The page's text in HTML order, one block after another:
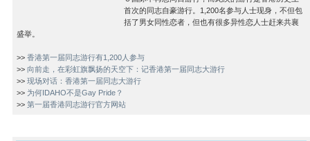
首次的同志自豪游行。1,200名参与人士现身，不但包
括了男女同性恋者，但也有很多异性恋人士赶来共襄
盛举。
>> 香港第一届同志游行有1,200人参与
>> 向前走，在彩虹旗飘扬的天空下：记香港第一届同志大游行
>> 现场对话：香港第一届同志大游行
>> 为何IDAHO不是Gay Pride？
>> 第一届香港同志游行官方网站